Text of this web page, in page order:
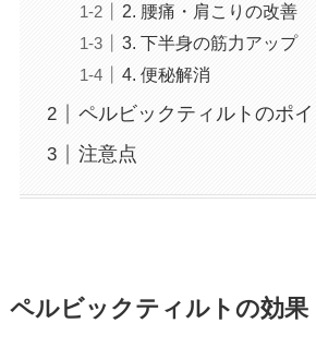
2. 腰痛・肩こりの改善
3. 下半身の筋力アップ
4. 便秘解消
ペルビックティルトのポイ
注意点
ペルビックティルトの効果